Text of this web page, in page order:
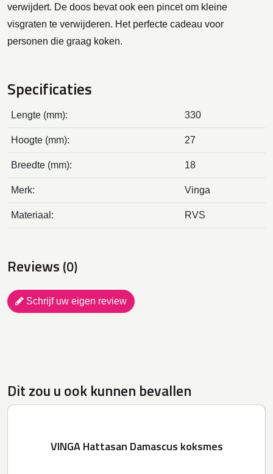
verwijdert. De doos bevat ook een pincet om kleine
visgraten te verwijderen. Het perfecte cadeau voor
personen die graag koken.
Specificaties
Lengte (mm): 330
Hoogte (mm): 27
Breedte (mm): 18
Merk: Vinga
Materiaal: RVS
Reviews (0)
Schrijf uw eigen review
Dit zou u ook kunnen bevallen
VINGA Hattasan Damascus koksmes